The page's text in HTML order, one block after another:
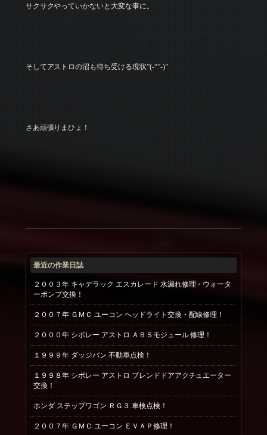
サクサクやっていかないと大変な事に。
そしてアストロの沼も待ち受ける現状”(-“”-)”
さあ頑張りまひょ！
最近の作業日誌
２００３年 キャデラック エスカレード 水漏れ修理・ウォータ
ーポンプ交換！
２００７年 ＧＭＣ ユーコン ヘッドライト交換・配線修理！
２０００年 シボレー アストロ ＡＢＳモジュール 修理！
１９９９年 ダッジバン 不動車点検！
１９９８年 シボレー アストロ ブレンドドアアクチュエーター
交換！
ホンダ ステップワゴン ＲＧ３ 車検点検！
２００７年 ＧＭＣ ユーコン ＥＶＡＰ修理！